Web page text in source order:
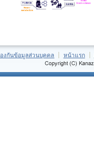
งกันข้อมูลส่วนบุคคล หน้าแรก